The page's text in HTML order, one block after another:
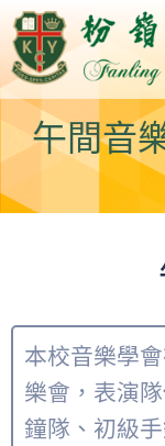
午間音
本校音樂學
樂會，表演
鐘隊、初級